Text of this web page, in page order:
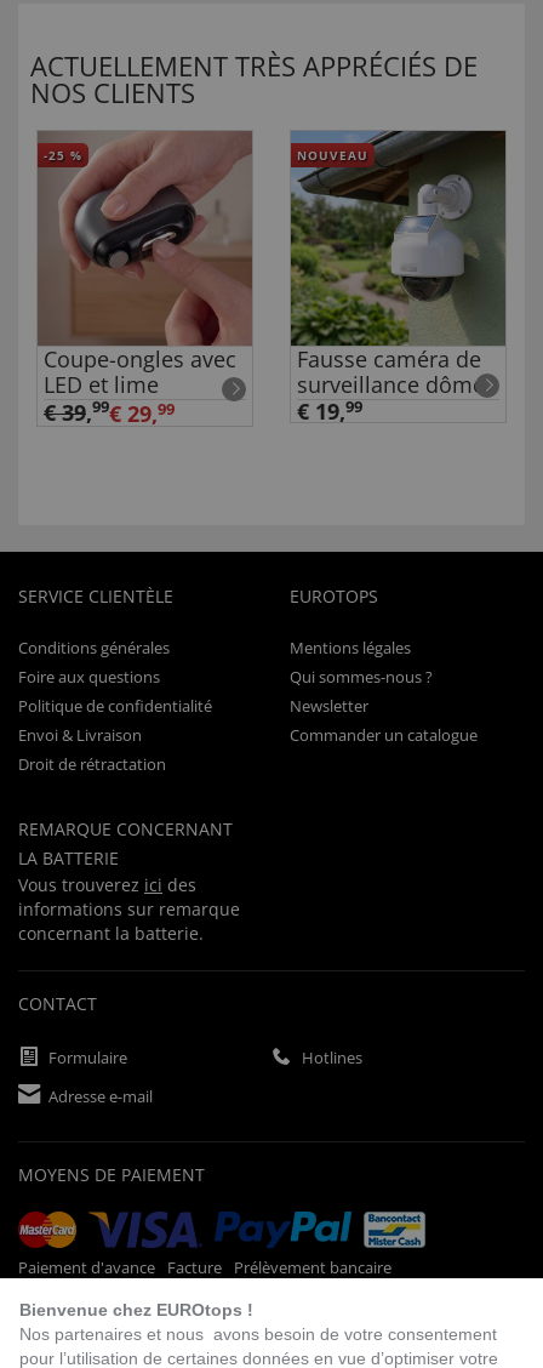
ACTUELLEMENT TRÈS APPRÉCIÉS DE
NOS CLIENTS
-25 %
Coupe-ongles avec
LED et lime
€ 39,99€ 29,99
NOUVEAU
Fausse caméra de
surveillance dôme
€ 19,99
SERVICE CLIENTÈLE
Conditions générales
Foire aux questions
Politique de confidentialité
Envoi & Livraison
Droit de rétractation
REMARQUE CONCERNANT
LA BATTERIE
Vous trouverez ici des
informations sur remarque
concernant la batterie.
EUROTOPS
Mentions légales
Qui sommes-nous ?
Newsletter
Commander un catalogue
CONTACT
Formulaire
Hotlines
Adresse e-mail
MOYENS DE PAIEMENT
Paiement d'avance Facture Prélèvement bancaire
Bienvenue chez EUROtops !
Nos partenaires et nous avons besoin de votre consentement
pour l’utilisation de certaines données en vue d’optimiser votre